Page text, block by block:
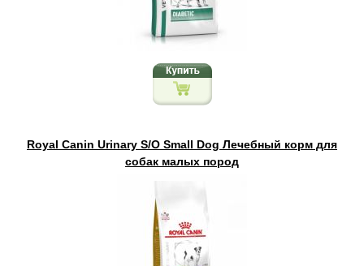
Royal Canin Urinary S/O Small Dog Лечебный корм для
собак малых пород